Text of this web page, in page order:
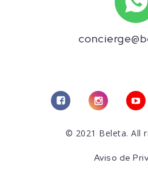
© 2021 Beleta. All
Aviso de